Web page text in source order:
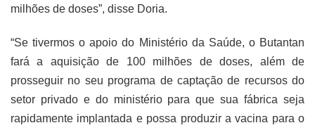
milhões de doses”, disse Doria.
“Se tivermos o apoio do Ministério da Saúde, o Butantan
fará a aquisição de 100 milhões de doses, além de
prosseguir no seu programa de captação de recursos do
setor privado e do ministério para que sua fábrica seja
rapidamente implantada e possa produzir a vacina para o